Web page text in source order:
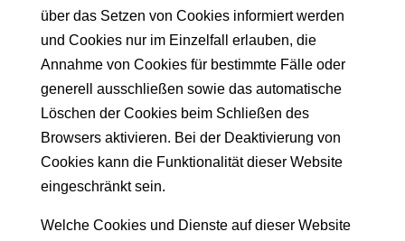
über das Setzen von Cookies informiert werden
und Cookies nur im Einzelfall erlauben, die
Annahme von Cookies für bestimmte Fälle oder
generell ausschließen sowie das automatische
Löschen der Cookies beim Schließen des
Browsers aktivieren. Bei der Deaktivierung von
Cookies kann die Funktionalität dieser Website
eingeschränkt sein.
Welche Cookies und Dienste auf dieser Website